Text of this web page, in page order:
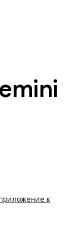
к